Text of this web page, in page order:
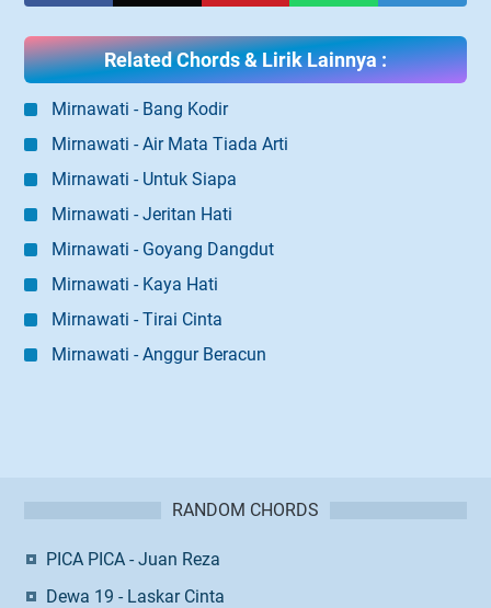
Related Chords & Lirik Lainnya :
Mirnawati - Bang Kodir
Mirnawati - Air Mata Tiada Arti
Mirnawati - Untuk Siapa
Mirnawati - Jeritan Hati
Mirnawati - Goyang Dangdut
Mirnawati - Kaya Hati
Mirnawati - Tirai Cinta
Mirnawati - Anggur Beracun
RANDOM CHORDS
PICA PICA - Juan Reza
Dewa 19 - Laskar Cinta